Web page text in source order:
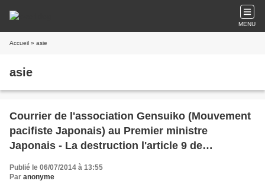
MENU
Accueil » asie
asie
Courrier de l'association Gensuiko (Mouvement
pacifiste Japonais) au Premier ministre
Japonais - La destruction l'article 9 de
constitution du Japon : Un outrage historique
Publié le 06/07/2014 à 13:55
Par anonyme